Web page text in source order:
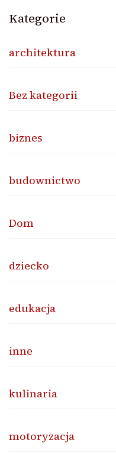
Kategorie
architektura
Bez kategorii
biznes
budownictwo
Dom
dziecko
edukacja
inne
kulinaria
motoryzacja